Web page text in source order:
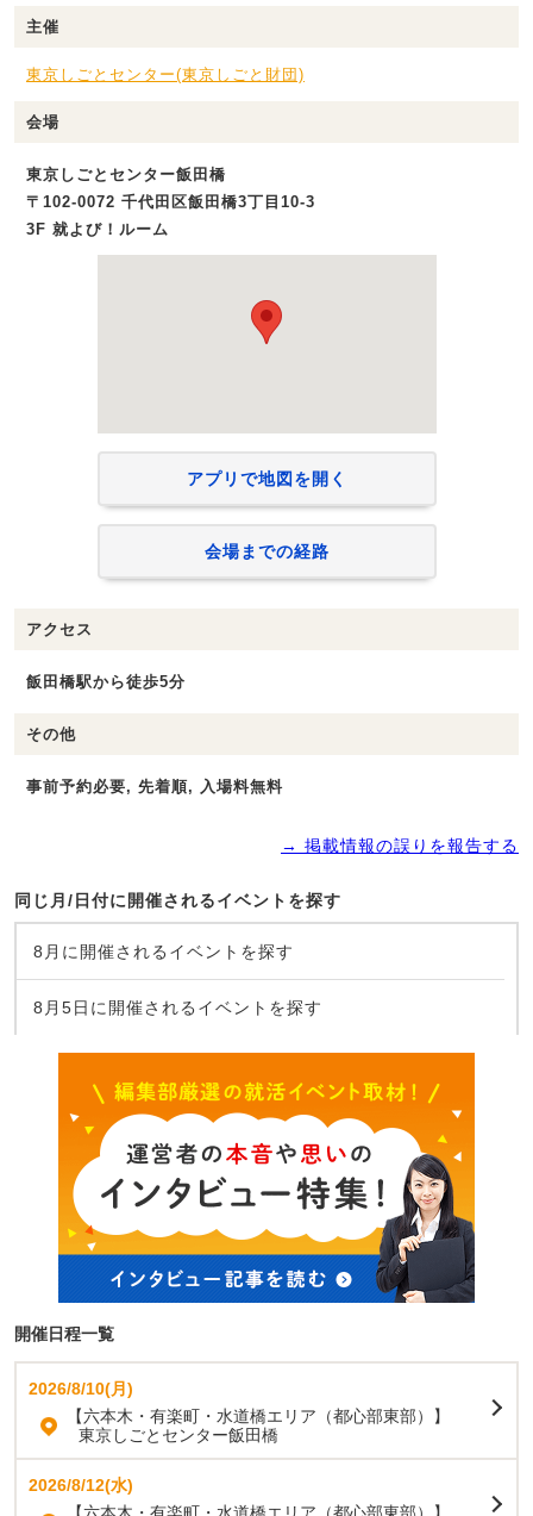
主催
東京しごとセンター(東京しごと財団)
会場
東京しごとセンター飯田橋
〒102-0072 千代田区飯田橋3丁目10-3
3F 就よび！ルーム
アプリで地図を開く
会場までの経路
アクセス
飯田橋駅から徒歩5分
その他
事前予約必要, 先着順, 入場料無料
→ 掲載情報の誤りを報告する
同じ月/日付に開催されるイベントを探す
8月に開催されるイベントを探す
8月5日に開催されるイベントを探す
開催日程一覧
2026/8/10(月)
【六本木・有楽町・水道橋エリア（都心部東部）】
東京しごとセンター飯田橋
2026/8/12(水)